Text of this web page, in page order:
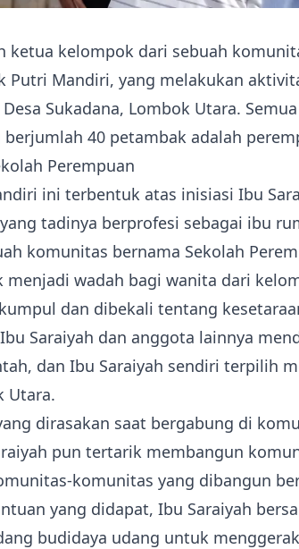
ketua kelompok dari sebuah
Putri Mandiri, yang melakukan
Sukadana, Lombok Utara.
40 petambak adalah
Perempuan
ini terbentuk atas inisiasi Ibu
tadinya berprofesi sebagai ibu
komunitas bernama Sekolah
wadah bagi wanita dari
dan dibekali tentang
Saraiyah dan anggota lainnya
dan Ibu Saraiyah sendiri terpilih
Utara.
dirasakan saat bergabung di
pun tertarik membangun
komunitas yang dibangun
yang didapat, Ibu Saraiyah
budidaya udang untuk